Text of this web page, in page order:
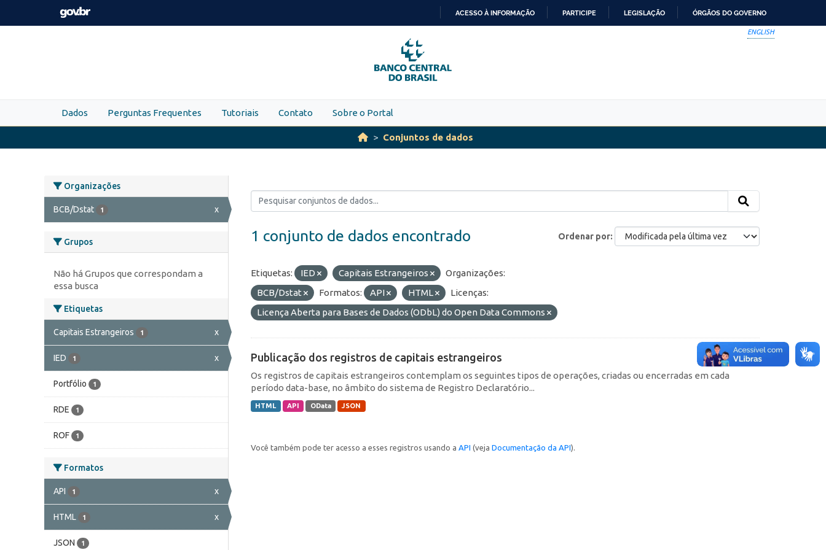
Skip to main content
PARA
O
CONTEÚDO
ACESSO À INFORMAÇÃO PARTICIPE LEGISLAÇÃO ÓRGÃOS DO GOVERNO
ENGLISH
Dados Perguntas Frequentes Tutoriais Contato Sobre o Portal
Conjuntos de dados
Organizações
BCB/Dstat 1 x
Grupos
Não há Grupos que correspondam a
essa busca
Etiquetas
Capitais Estrangeiros 1 x
IED 1 x
Portfólio 1
RDE 1
ROF 1
Formatos
API 1 x
HTML 1 x
JSON 1
Ordenar por
1 conjunto de dados encontrado
Etiquetas: IED Capitais Estrangeiros
Organizações:
BCB/Dstat
Formatos: API HTML
Licenças:
Licença Aberta para Bases de Dados (ODbL) do Open Data Commons
Publicação dos registros de capitais estrangeiros
Os registros de capitais estrangeiros contemplam os seguintes tipos de operações, criadas ou encerradas em cada
período data-base, no âmbito do sistema de Registro Declaratório...
HTML API OData JSON
Você também pode ter acesso a esses registros usando a API (veja Documentação da API).